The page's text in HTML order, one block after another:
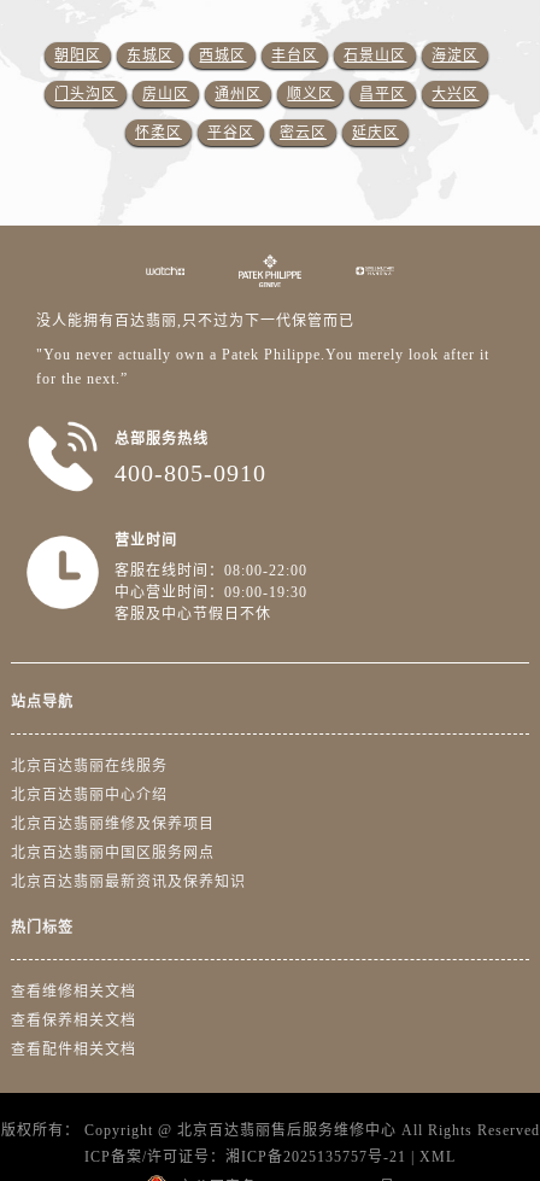
朝阳区 东城区 西城区 丰台区 石景山区 海淀区
门头沟区 房山区 通州区 顺义区 昌平区 大兴区
怀柔区 平谷区 密云区 延庆区
没人能拥有百达翡丽,只不过为下一代保管而已
"You never actually own a Patek Philippe.You merely look after it
for the next.”
总部服务热线
400-805-0910
营业时间
客服在线时间：08:00-22:00
中心营业时间：09:00-19:30
客服及中心节假日不休
站点导航
北京百达翡丽在线服务
北京百达翡丽中心介绍
北京百达翡丽维修及保养项目
北京百达翡丽中国区服务网点
北京百达翡丽最新资讯及保养知识
热门标签
查看维修相关文档
查看保养相关文档
查看配件相关文档
版权所有： Copyright @ 北京百达翡丽售后服务维修中心 All Rights Reserved
ICP备案/许可证号： 湘ICP备2025135757号-21 | XML